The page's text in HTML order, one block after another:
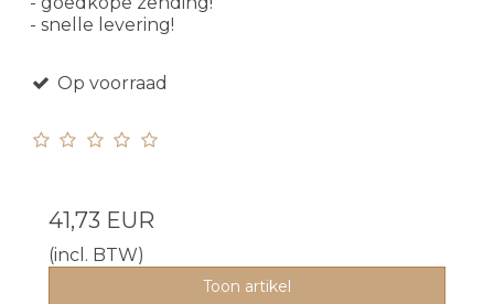
- snelle levering!
Op voorraad
41,73 EUR
(incl. BTW)
Toon artikel